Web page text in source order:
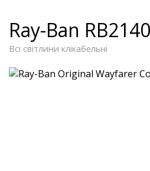
Ray-Ban
Всі світлини клікабельні